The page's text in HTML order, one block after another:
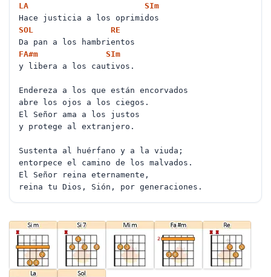
LA
SIm
Hace justicia a los oprimidos
SOL
RE
Da pan a los hambrientos
FA#m SIm
y libera a los cautivos.
Endereza a los que están encorvados
abre los ojos a los ciegos.
El Señor ama a los justos
y protege al extranjero.
Sustenta al huérfano y a la viuda;
entorpece el camino de los malvados.
El Señor reina eternamente,
reina tu Dios, Sión, por generaciones.